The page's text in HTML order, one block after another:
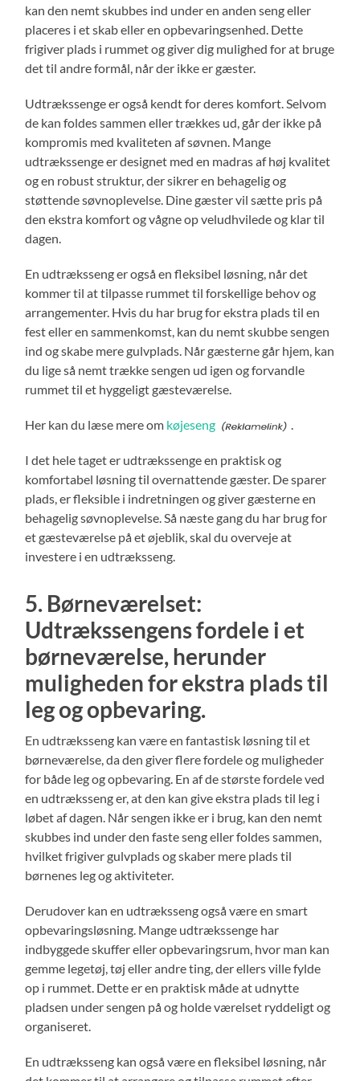
kan den nemt skubbes ind under en anden seng eller
placeres i et skab eller en opbevaringsenhed. Dette
frigiver plads i rummet og giver dig mulighed for at bruge
det til andre formål, når der ikke er gæster.
Udtrækssenge er også kendt for deres komfort. Selvom
de kan foldes sammen eller trækkes ud, går der ikke på
kompromis med kvaliteten af søvnen. Mange
udtrækssenge er designet med en madras af høj kvalitet
og en robust struktur, der sikrer en behagelig og
støttende søvnoplevelse. Dine gæster vil sætte pris på
den ekstra komfort og vågne op veludhvilede og klar til
dagen.
En udtræksseng er også en fleksibel løsning, når det
kommer til at tilpasse rummet til forskellige behov og
arrangementer. Hvis du har brug for ekstra plads til en
fest eller en sammenkomst, kan du nemt skubbe sengen
ind og skabe mere gulvplads. Når gæsterne går hjem, kan
du lige så nemt trække sengen ud igen og forvandle
rummet til et hyggeligt gæsteværelse.
Her kan du læse mere om køjeseng .
I det hele taget er udtrækssenge en praktisk og
komfortabel løsning til overnattende gæster. De sparer
plads, er fleksible i indretningen og giver gæsterne en
behagelig søvnoplevelse. Så næste gang du har brug for
et gæsteværelse på et øjeblik, skal du overveje at
investere i en udtræksseng.
5. Børneværelset:
Udtrækssengens fordele i et
børneværelse, herunder
muligheden for ekstra plads til
leg og opbevaring.
En udtræksseng kan være en fantastisk løsning til et
børneværelse, da den giver flere fordele og muligheder
for både leg og opbevaring. En af de største fordele ved
en udtræksseng er, at den kan give ekstra plads til leg i
løbet af dagen. Når sengen ikke er i brug, kan den nemt
skubbes ind under den faste seng eller foldes sammen,
hvilket frigiver gulvplads og skaber mere plads til
børnenes leg og aktiviteter.
Derudover kan en udtræksseng også være en smart
opbevaringsløsning. Mange udtrækssenge har
indbyggede skuffer eller opbevaringsrum, hvor man kan
gemme legetøj, tøj eller andre ting, der ellers ville fylde
op i rummet. Dette er en praktisk måde at udnytte
pladsen under sengen på og holde værelset ryddeligt og
organiseret.
En udtræksseng kan også være en fleksibel løsning, når